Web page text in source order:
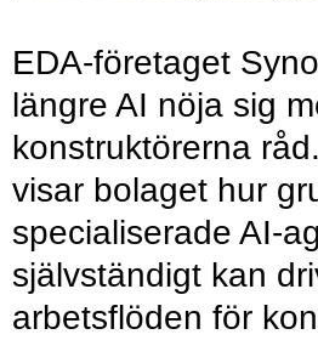
EDA-företaget
längre AI nöja sig
konstruktörerna
visar bolaget hur
specialiserade AI-
självständigt kan
arbetsflöden för